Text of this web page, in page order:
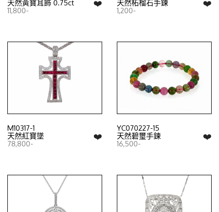
❤️
天然黃寶耳飾 0.75ct
11,800-
❤️
天然柘榴石手鍊
1,200-
M10317-1
❤️
天然紅寶墜
78,800-
YC070227-15
❤️
天然碧璽手鍊
16,500-